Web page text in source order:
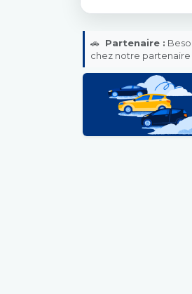
🚗 Partenaire :
chez notre